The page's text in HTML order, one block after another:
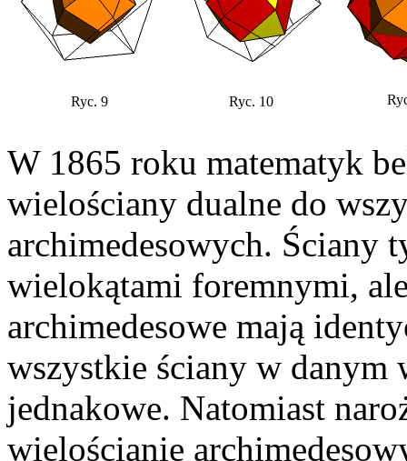
Ryc. 9 Ryc. 10
W 1865 roku matematyk
wielościany dualne do
archimedesowych. Ściany
wielokątami foremnymi,
archimedesowe mają
wszystkie ściany w danym
jednakowe. Natomiast
wielościanie